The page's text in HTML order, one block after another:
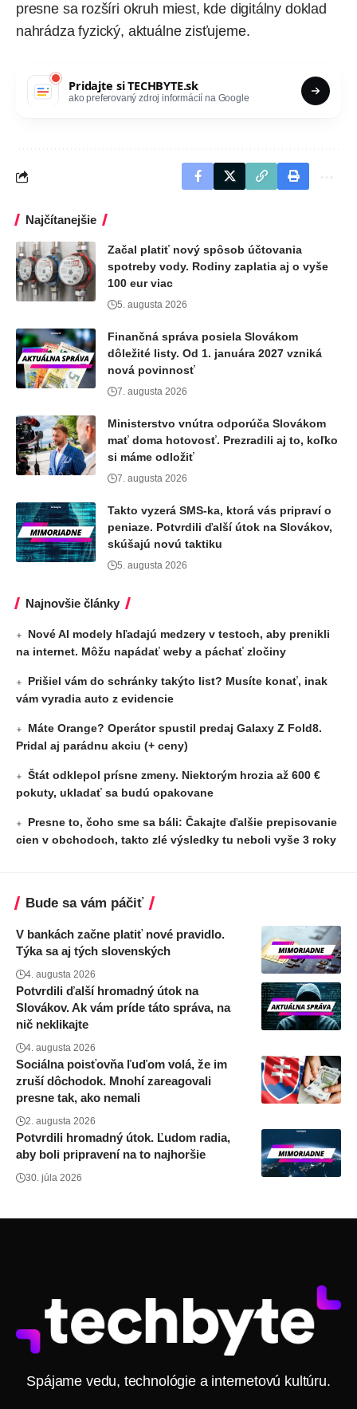
presne sa rozšíri okruh miest, kde digitálny doklad
nahrádza fyzický, aktuálne zisťujeme.
Pridajte siTECHBYTE.sk
ako preferovaný zdroj informácií na Google
Najčítanejšie
Začal platiť nový spôsob účtovania
spotreby vody. Rodiny zaplatia aj o vyše
100 eur viac
5. augusta 2026
Finančná správa posiela Slovákom
dôležité listy. Od 1. januára 2027 vzniká
nová povinnosť
7. augusta 2026
Ministerstvo vnútra odporúča Slovákom
mať doma hotovosť. Prezradili aj to, koľko
si máme odložiť
7. augusta 2026
Takto vyzerá SMS-ka, ktorá vás pripraví o
peniaze. Potvrdili ďalší útok na Slovákov,
skúšajú novú taktiku
5. augusta 2026
Najnovšie články
Nové AI modely hľadajú medzery v testoch, aby prenikli
na internet. Môžu napádať weby a páchať zločiny
Prišiel vám do schránky takýto list? Musíte konať, inak
vám vyradia auto z evidencie
Máte Orange? Operátor spustil predaj Galaxy Z Fold8.
Pridal aj parádnu akciu (+ ceny)
Štát odklepol prísne zmeny. Niektorým hrozia až 600 €
pokuty, ukladať sa budú opakovane
Presne to, čoho sme sa báli: Čakajte ďalšie prepisovanie
cien v obchodoch, takto zlé výsledky tu neboli vyše 3 roky
Bude sa vám páčiť
V bankách začne platiť nové pravidlo.
Týka sa aj tých slovenských
4. augusta 2026
Potvrdili ďalší hromadný útok na
Slovákov. Ak vám príde táto správa, na
nič neklikajte
4. augusta 2026
Sociálna poisťovňa ľuďom volá, že im
zruší dôchodok. Mnohí zareagovali
presne tak, ako nemali
2. augusta 2026
Potvrdili hromadný útok. Ľudom radia,
aby boli pripravení na to najhoršie
30. júla 2026
Spájame vedu, technológie a internetovú kultúru.